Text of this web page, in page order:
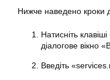
Нижче наведено кроки
Натисніть
діалогове вікно
Введіть